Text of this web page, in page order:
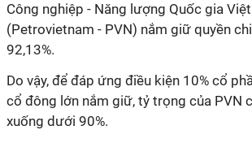
Công nghiệp - Năng lượng Quốc gia
(Petrovietnam - PVN) nắm giữ quyền
92,13%.
Do vậy, để đáp ứng điều kiện 10% cổ
cổ đông lớn nắm giữ, tỷ trọng của PVN
xuống dưới 90%.